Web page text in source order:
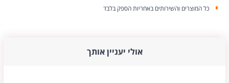
כל המוצרים והשירותים באחריות הספק בלבד
אולי יעניין אותך